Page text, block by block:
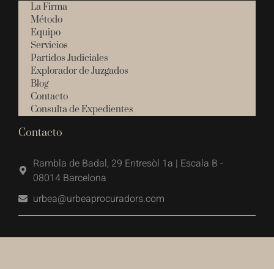
La Firma
Método
Equipo
Servicios
Partidos Judiciales
Explorador de Juzgados
Blog
Contacto
Consulta de Expedientes
Contacto
Rambla de Badal, 29 Entresòl 1a | Escala B -
08014 Barcelona
urbea@urbeaprocuradors.com